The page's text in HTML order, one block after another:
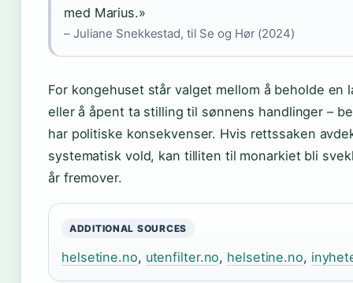
med Marius.»
– Juliane Snekkestad, til Se og Hør (2024)
For kongehuset står valget mellom å beholde en
eller å åpent ta stilling til sønnens handlinger –
har politiske konsekvenser. Hvis rettssaken
systematisk vold, kan tilliten til monarkiet bli
år fremover.
ADDITIONAL SOURCES
helsetine.no, utenfilter.no, helsetine.no,